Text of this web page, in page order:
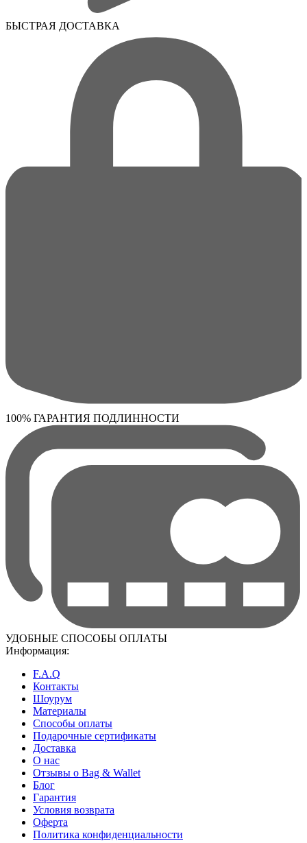
БЫСТРАЯ ДОСТАВКА
100% ГАРАНТИЯ ПОДЛИННОСТИ
УДОБНЫЕ СПОСОБЫ ОПЛАТЫ
Информация:
F.A.Q
Контакты
Шоурум
Материалы
Способы оплаты
Подарочные сертификаты
Доставка
О нас
Отзывы о Bag & Wallet
Блог
Гарантия
Условия возврата
Оферта
Политика конфиденциальности